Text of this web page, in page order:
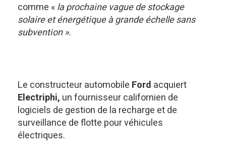
comme «la prochaine vague de stockage
solaire et énergétique à grande échelle sans
subvention ».
Le constructeur automobile Ford acquiert
Electriphi, un fournisseur californien de
logiciels de gestion de la recharge et de
surveillance de flotte pour véhicules
électriques.